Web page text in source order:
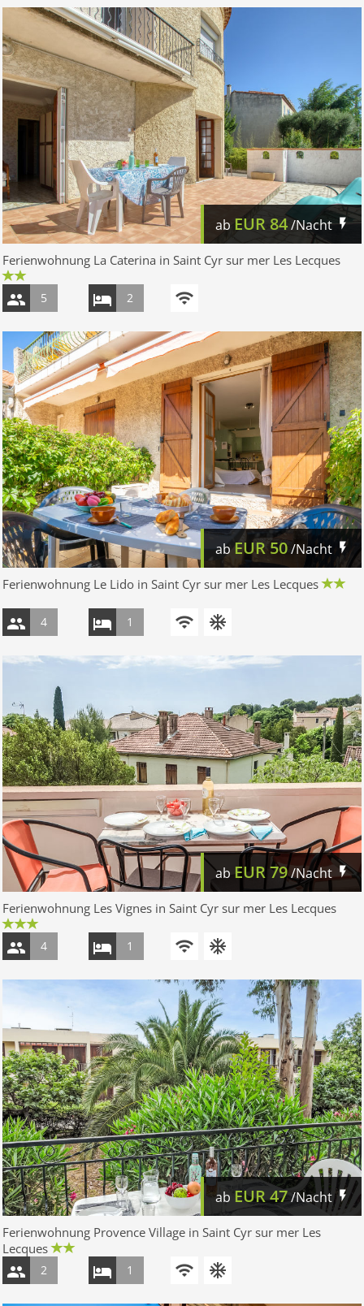
ab EUR 84/Nacht
Ferienwohnung La Caterina in Saint Cyr sur mer Les Lecques
5 2
abEUR 50/Nacht
Ferienwohnung Le Lido in Saint Cyr sur mer Les Lecques
4 1
ab EUR79/Nacht
Ferienwohnung Les Vignes in Saint Cyr sur mer Les Lecques
4 1
ab EUR47/Nacht
Ferienwohnung Provence Village in Saint Cyr sur mer Les
Lecques
2 1